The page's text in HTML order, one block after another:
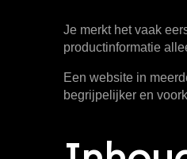
Je merkt het vaak
productinformatie
Een website in
begrijpelijker en